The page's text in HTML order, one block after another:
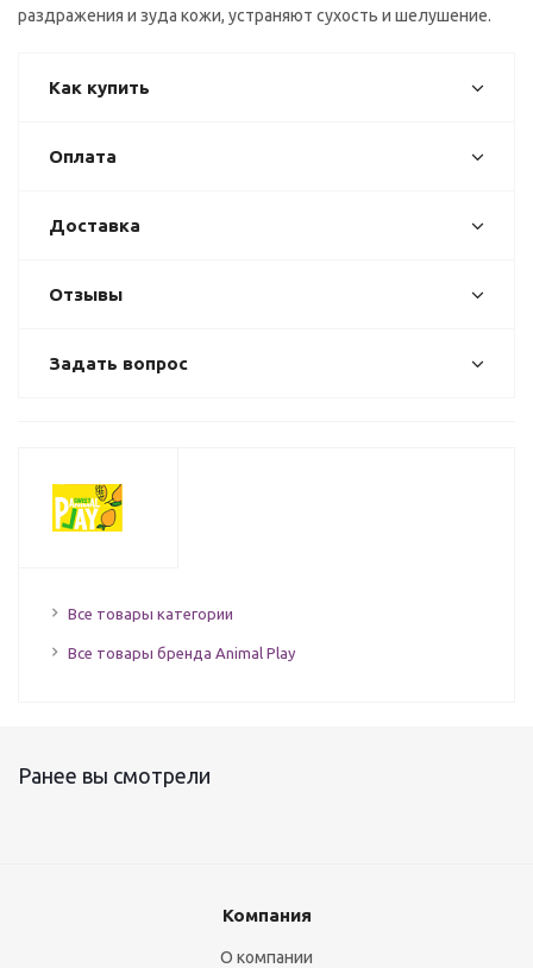
раздражения и зуда кожи, устраняют сухость и шелушение.
Как купить
Оплата
Доставка
Отзывы
Задать вопрос
Все товары категории
Все товары бренда Animal Play
Ранее вы смотрели
Компания
О компании